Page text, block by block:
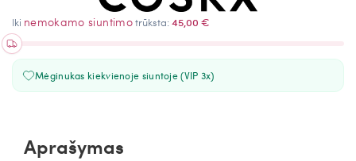
Iki nemokamo siuntimotrūksta:45,00 €
Mėginukas kiekvienoje siuntoje (VIP 3x)
Aprašymas